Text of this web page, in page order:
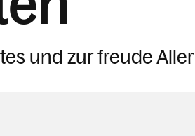
und zur freude Aller